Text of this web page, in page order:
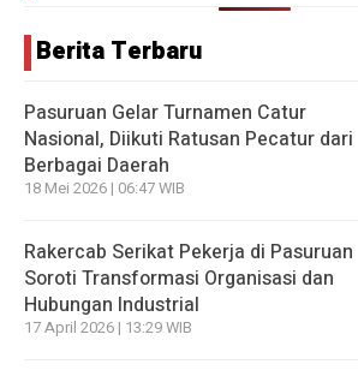
Berita Terbaru
Pasuruan Gelar Turnamen Catur
Nasional, Diikuti Ratusan Pecatur dari
Berbagai Daerah
18 Mei 2026 | 06:47 WIB
Rakercab Serikat Pekerja di Pasuruan
Soroti Transformasi Organisasi dan
Hubungan Industrial
17 April 2026 | 13:29 WIB